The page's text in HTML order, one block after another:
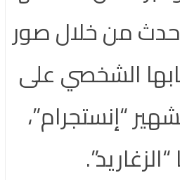
حدث من خلال صور
الشخصي على
“إنستجرام”،